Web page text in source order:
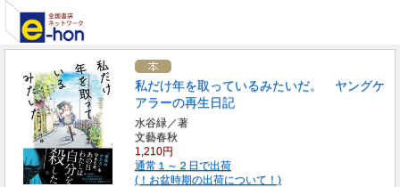
私だけ年を取っているみたいだ。 ヤングケ
アラーの再生日記
水谷緑／著
文藝春秋
1,210円
通常１～２日で出荷
(！お盆時期の出荷について！)